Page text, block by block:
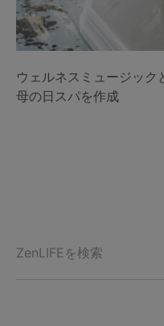
ウェルネスミュージッ
母の日スパを作成